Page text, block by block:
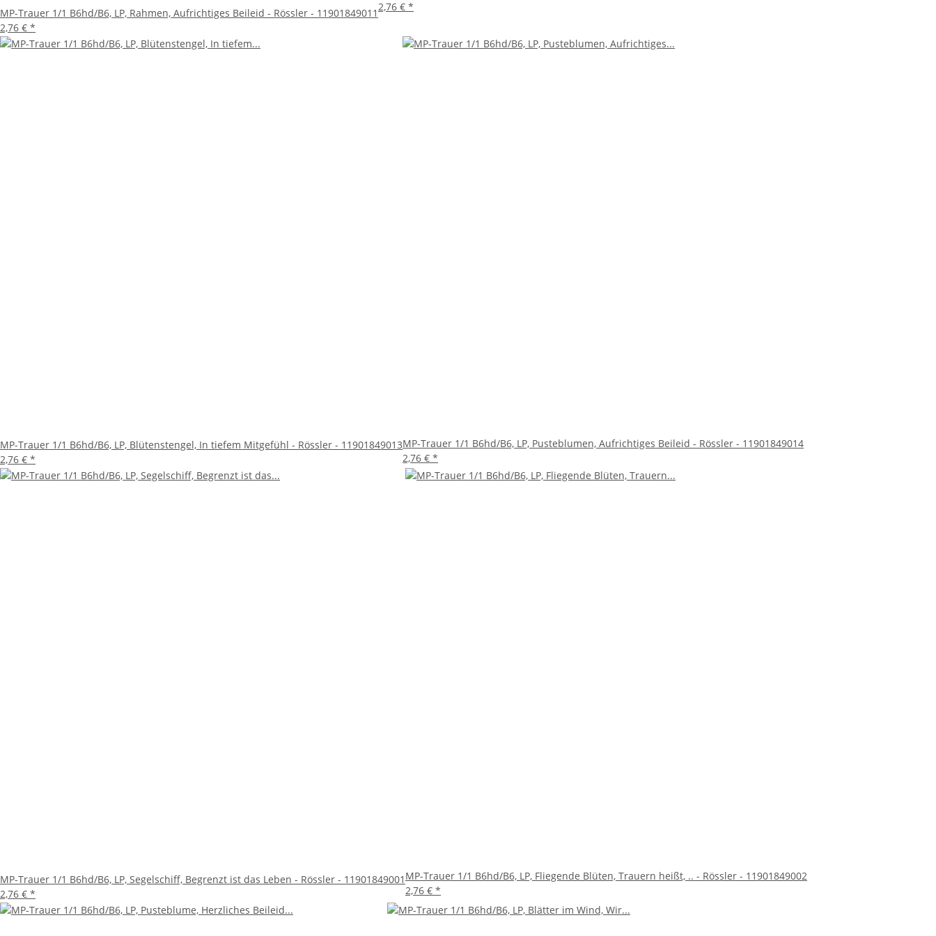
MP-Trauer 1/1 B6hd/B6, LP, Rahmen, Aufrichtiges Beileid - Rössler - 11901849011
2,76 € *
2,76 € *
MP-Trauer 1/1 B6hd/B6, LP, Blütenstengel, In tiefem Mitgefühl - Rössler - 11901849013
2,76 € *
MP-Trauer 1/1 B6hd/B6, LP, Pusteblumen, Aufrichtiges Beileid - Rössler - 11901849014
2,76 € *
MP-Trauer 1/1 B6hd/B6, LP, Segelschiff, Begrenzt ist das Leben - Rössler - 11901849001
2,76 € *
MP-Trauer 1/1 B6hd/B6, LP, Fliegende Blüten, Trauern heißt, .. - Rössler - 11901849002
2,76 € *